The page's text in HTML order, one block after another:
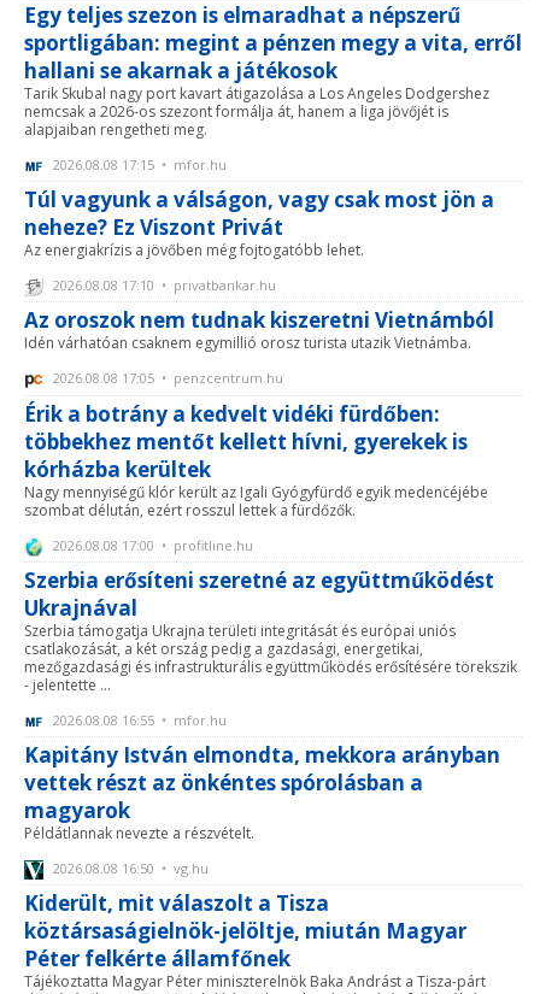
Egy teljes szezon is elmaradhat a népszerű
sportligában: megint a pénzen megy a vita, erről
hallani se akarnak a játékosok
Tarik Skubal nagy port kavart átigazolása a Los Angeles Dodgershez
nemcsak a 2026-os szezont formálja át, hanem a liga jövőjét is
alapjaiban rengetheti meg.
2026.08.08 17:15 • mfor.hu
Túl vagyunk a válságon, vagy csak most jön a
neheze? Ez Viszont Privát
Az energiakrízis a jövőben még fojtogatóbb lehet.
2026.08.08 17:10 • privatbankar.hu
Az oroszok nem tudnak kiszeretni Vietnámból
Idén várhatóan csaknem egymillió orosz turista utazik Vietnámba.
2026.08.08 17:05 • penzcentrum.hu
Érik a botrány a kedvelt vidéki fürdőben:
többekhez mentőt kellett hívni, gyerekek is
kórházba kerültek
Nagy mennyiségű klór került az Igali Gyógyfürdő egyik medencéjébe
szombat délután, ezért rosszul lettek a fürdőzők.
2026.08.08 17:00 • profitline.hu
Szerbia erősíteni szeretné az együttműködést
Ukrajnával
Szerbia támogatja Ukrajna területi integritását és európai uniós
csatlakozását, a két ország pedig a gazdasági, energetikai,
mezőgazdasági és infrastrukturális együttműködés erősítésére törekszik
- jelentette ...
2026.08.08 16:55 • mfor.hu
Kapitány István elmondta, mekkora arányban
vettek részt az önkéntes spórolásban a
magyarok
Példátlannak nevezte a részvételt.
2026.08.08 16:50 • vg.hu
Kiderült, mit válaszolt a Tisza
köztársaságielnök-jelöltje, miután Magyar
Péter felkérte államfőnek
Tájékoztatta Magyar Péter miniszterelnök Baka Andrást a Tisza-párt